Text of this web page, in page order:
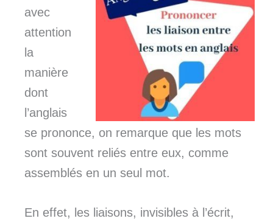
avec
attention
la
manière
dont
l’anglais
se prononce, on remarque que les mots
sont souvent reliés entre eux, comme
assemblés en un seul mot.
En effet, les liaisons, invisibles à l’écrit,